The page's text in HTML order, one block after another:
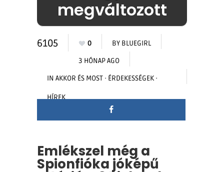
megváltozott
6105 0 BY BLUEGIRL
3 HÓNAP AGO
IN AKKOR ÉS MOST · ÉRDEKESSÉGEK ·
HÍREK
Emlékszel még a
Spionfióka jóképű